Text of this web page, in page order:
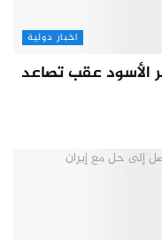
اخبار دولية
الأسود عقب تصاعد